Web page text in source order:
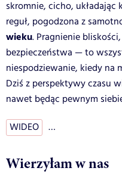
skromnie, cicho, układając
reguł, pogodzona z
wieku. Pragnienie
bezpieczeństwa — to
niespodziewanie, kiedy na
Dziś z perspektywy czasu
nawet będąc pewnym
WIDEO …
Wierzyłam w nas